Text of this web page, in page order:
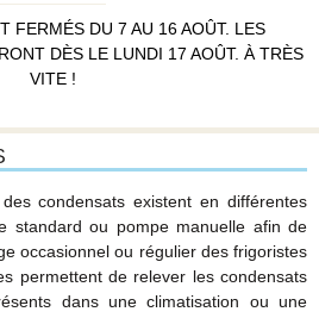
FERMÉS DU 7 AU 16 AOÛT. LES
DÈS LE LUNDI 17 AOÛT. À TRÈS
VITE !
condensats existent en différentes
standard ou pompe manuelle afin de
occasionnel ou régulier des frigoristes
permettent de relever les condensats
dans une climatisation ou une